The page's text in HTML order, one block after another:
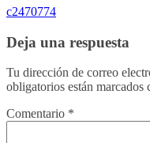
c2470774
Deja una respuesta
Tu dirección de correo
obligatorios están marcados
Comentario *